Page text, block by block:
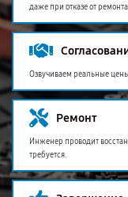
даже при отказе от ремонта
Озвучиваем реальные
Ремонт
Инженер проводит
требуется.